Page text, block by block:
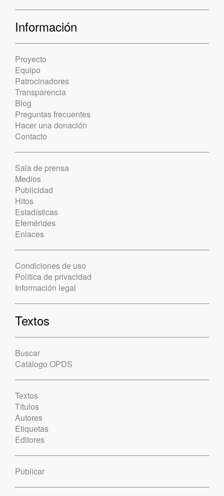
Información
Proyecto
Equipo
Patrocinadores
Transparencia
Blog
Preguntas frecuentes
Hacer una donación
Contacto
Sala de prensa
Medios
Publicidad
Hitos
Estadísticas
Efemérides
Enlaces
Condiciones de uso
Política de privacidad
Información legal
Textos
Buscar
Catálogo OPDS
Textos
Títulos
Autores
Etiquetas
Editores
Publicar